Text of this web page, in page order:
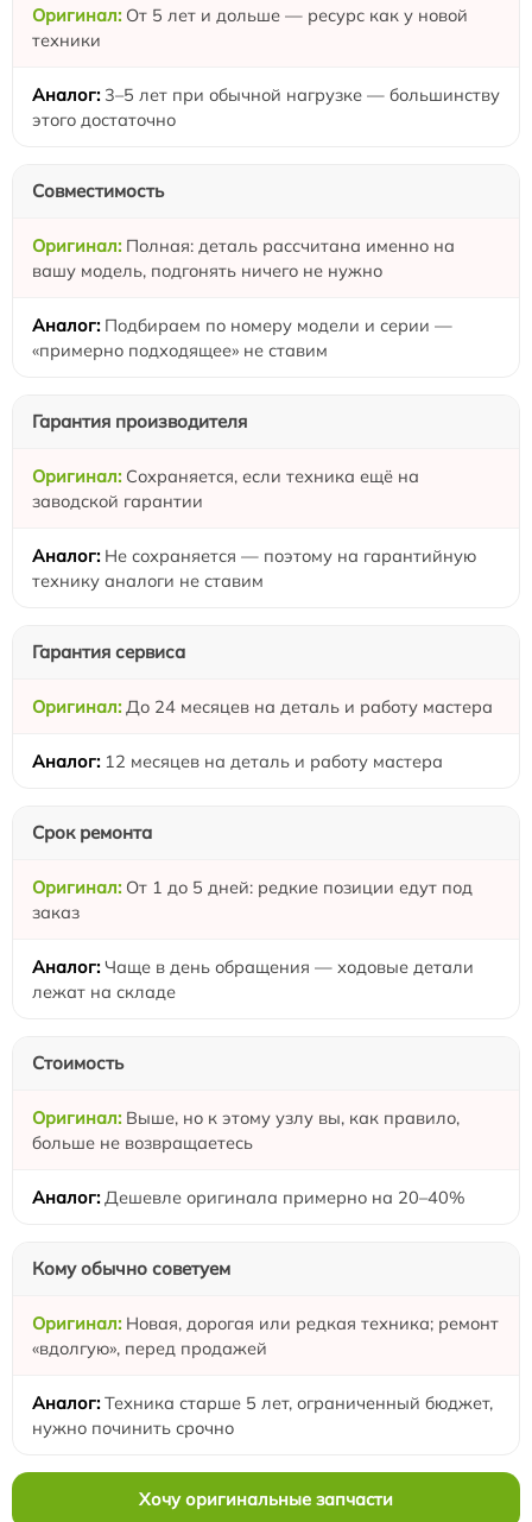
От 5 лет и дольше — ресурс как у новой
техники
3–5 лет при обычной нагрузке — большинству
этого достаточно
Совместимость
Полная: деталь рассчитана именно на
вашу модель, подгонять ничего не нужно
Подбираем по номеру модели и серии —
«примерно подходящее» не ставим
Гарантия производителя
Сохраняется, если техника ещё на
заводской гарантии
Не сохраняется — поэтому на гарантийную
технику аналоги не ставим
Гарантия сервиса
До 24 месяцев на деталь и работу мастера
12 месяцев на деталь и работу мастера
Срок ремонта
От 1 до 5 дней: редкие позиции едут под
заказ
Чаще в день обращения — ходовые детали
лежат на складе
Стоимость
Выше, но к этому узлу вы, как правило,
больше не возвращаетесь
Дешевле оригинала примерно на 20–40%
Кому обычно советуем
Новая, дорогая или редкая техника; ремонт
«вдолгую», перед продажей
Техника старше 5 лет, ограниченный бюджет,
нужно починить срочно
Хочу оригинальные запчасти